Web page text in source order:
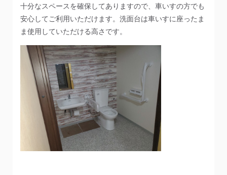
十分なスペースを確保してありますので、車いすの方でも
安心してご利用いただけます。洗面台は車いすに座ったま
ま使用していただける高さです。